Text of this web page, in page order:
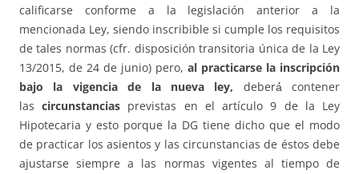
calificarse conforme a la legislación anterior a la
mencionada Ley, siendo inscribible si cumple los requisitos
de tales normas (cfr. disposición transitoria única de la Ley
13/2015, de 24 de junio) pero, al practicarse la inscripción
bajo la vigencia de la nueva ley, deberá́ contener
lascircunstancias previstas en el artículo 9 de la Ley
Hipotecaria y esto porque la DG tiene dicho que el modo
de practicar los asientos y las circunstancias de éstos debe
ajustarse siempre a las normas vigentes al tiempo de